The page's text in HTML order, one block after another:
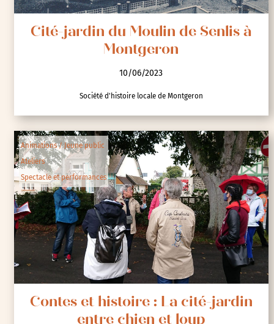
Cité-jardin du Moulin de Senlis à
Montgeron
10/06/2023
Société d'histoire locale de Montgeron
Animations / Jeune public
Ateliers
Spectacle et performances
Contes et histoire : La cité-jardin
entre chien et loup